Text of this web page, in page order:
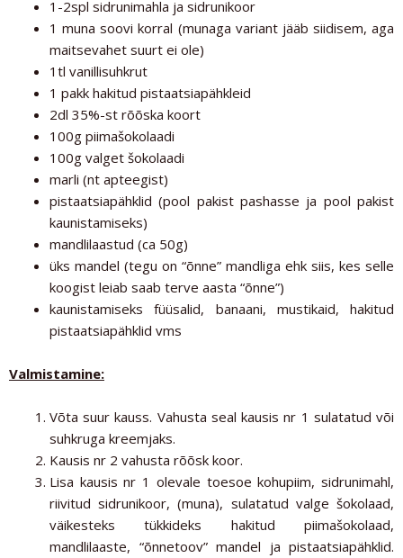
1-2spl sidrunimahla ja sidrunikoor
1 muna soovi korral (munaga variant jääb siidisem, aga
maitsevahet suurt ei ole)
1tl vanillisuhkrut
1 pakk hakitud pistaatsiapähkleid
2dl 35%-st rõõska koort
100g piimašokolaadi
100g valget šokolaadi
marli (nt apteegist)
pistaatsiapähklid (pool pakist pashasse ja pool pakist
kaunistamiseks)
mandlilaastud (ca 50g)
üks mandel (tegu on “õnne” mandliga ehk siis, kes selle
koogist leiab saab terve aasta “õnne”)
kaunistamiseks füüsalid, banaani, mustikaid, hakitud
pistaatsiapähklid vms
Valmistamine:
Võta suur kauss. Vahusta seal kausis nr 1 sulatatud või
suhkruga kreemjaks.
Kausis nr 2 vahusta rõõsk koor.
Lisa kausis nr 1 olevale toesoe kohupiim, sidrunimahl,
riivitud sidrunikoor, (muna), sulatatud valge šokolaad,
väikesteks tükkideks hakitud piimašokolaad,
mandlilaaste, “õnnetoov” mandel ja pistaatsiapähklid.